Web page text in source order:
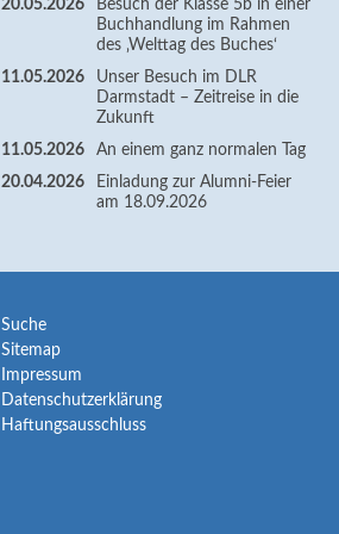
20.05.2026
Besuch der Klasse 5b in einer
Buchhandlung im Rahmen
des ‚Welttag des Buches‘
11.05.2026
Unser Besuch im DLR
Darmstadt – Zeitreise in die
Zukunft
11.05.2026
An einem ganz normalen Tag
20.04.2026
Einladung zur Alumni-Feier
am 18.09.2026
Navigation
überspringen
Suche
Sitemap
Impressum
Datenschutzerklärung
Haftungsausschluss